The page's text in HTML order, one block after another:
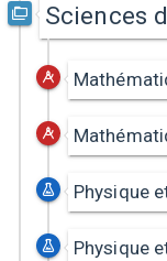
Sciences
Physique
Physique